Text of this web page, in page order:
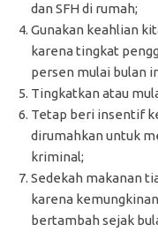
dan SFH di rumah;
Gunakan keahlian
karena tingkat
persen mulai bulan
Tingkatkan atau
Tetap beri insentif
dirumahkan untuk
kriminal;
Sedekah makanan
karena
bertambah sejak